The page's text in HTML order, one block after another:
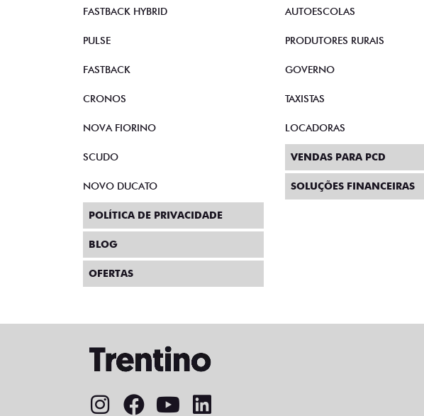
FASTBACK HYBRID
PULSE
FASTBACK
CRONOS
NOVA FIORINO
SCUDO
NOVO DUCATO
AUTOESCOLAS
PRODUTORES RURAIS
GOVERNO
TAXISTAS
LOCADORAS
VENDAS PARA PCD
SOLUÇÕES FINANCEIRAS
POLÍTICA DE PRIVACIDADE
BLOG
OFERTAS